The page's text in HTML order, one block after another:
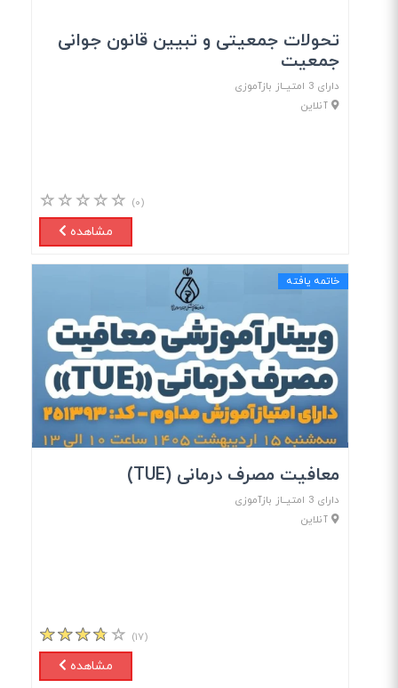
تحولات جمعیتی و تبیین قانون جوانی
جمعیت
دارای 3 امتیــاز بازآموزی
آنلاین
(۰)
مشاهده
خاتمه یافته
معافیت مصرف درمانی (TUE)
دارای 3 امتیــاز بازآموزی
آنلاین
(۱۷)
مشاهده